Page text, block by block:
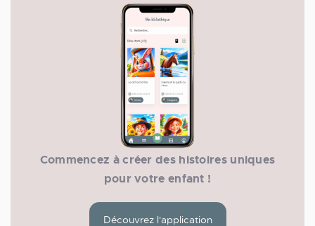
Commencez à créer des histoires uniques
pour votre enfant !
Découvrez l'application